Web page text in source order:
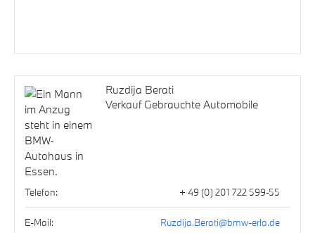
Ruzdija Berati
Verkauf Gebrauchte Automobile
Telefon: + 49 (0) 201 722 599-55
E-Mail: Ruzdija.Berati@bmw-erla.de